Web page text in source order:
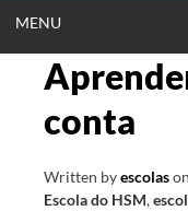
MENU
MENU
conta
Written byescolason
Escola do HSM,